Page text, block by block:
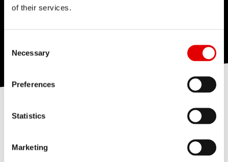
of their services.
Necessary
Preferences
Statistics
Marketing
每个 Ratchet 系统都有其特性，不过它们都以可靠闻名。这